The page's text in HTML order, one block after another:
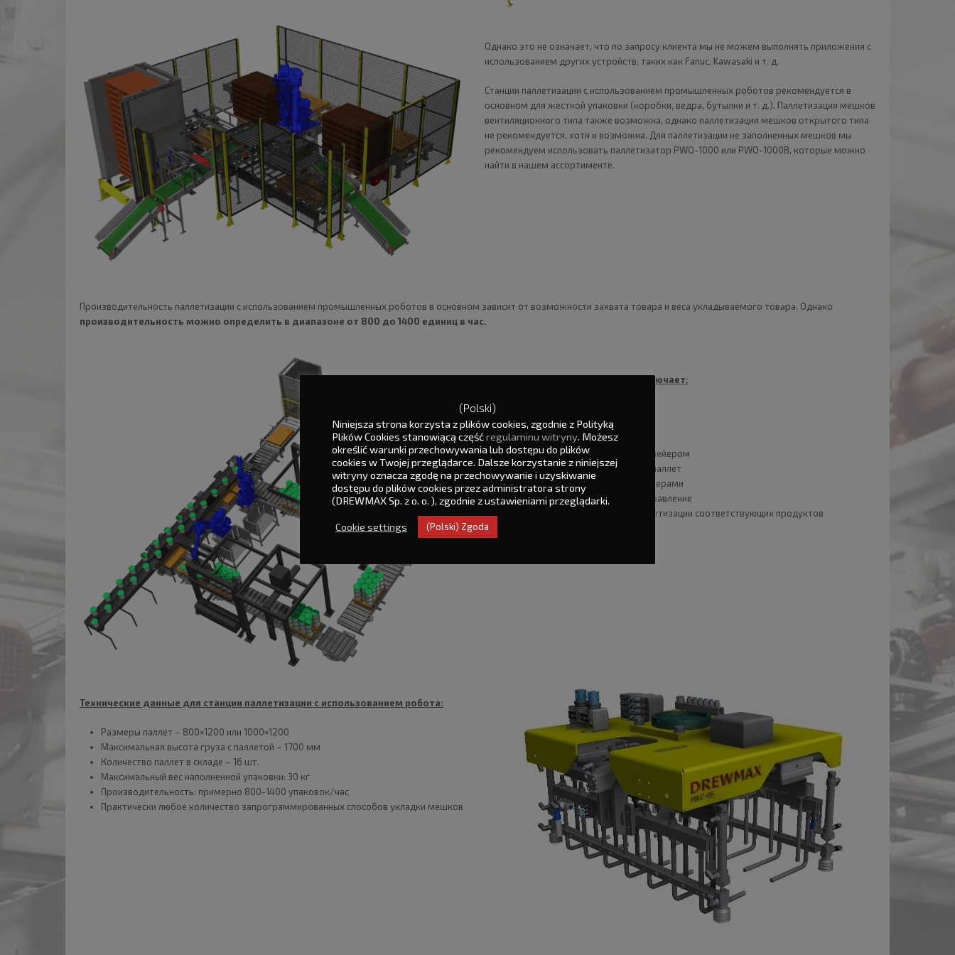
Однако это не означает, что по запросу клиента мы не можем выполнять приложения с
использованием других устройств, таких как Fanuc, Kawasaki и т. д.
Станции паллетизации с использованием промышленных роботов рекомендуется в
основном для жесткой упаковки (коробки, ведра, бутылки и т. д.). Паллетизация мешков
вентиляционного типа также возможна, однако паллетизация мешков открытого типа
не рекомендуется, хотя и возможна. Для паллетизации не заполненных мешков мы
рекомендуем использовать паллетизатор PWO-1000 или PWO-1000B, которые можно
найти в нашем ассортименте.
Производительность паллетизации с использованием промышленных роботов в основном зависит от возможности захвата товара и веса укладываемого товара. Однако
производительность можно определить в диапазоне от 800 до 1400 единиц в час.
Оборудование рабочего места включает:
Основание под робота
Роликовый конвейер (выходной)
Магазин паллет с роликовым конвейером
Роликовый конвейер для полных паллет
Система защитных экранов с барьерами
Электрическое оборудование, управление
Захват, адаптированный для паллетизации соответствующих продуктов
Технические данные для станции паллетизации с использованием робота:
Размеры паллет – 800×1200 или 1000×1200
Максимальная высота груза с паллетой – 1700 мм
Количество паллет в складе – 16 шт.
Максимальный вес наполненной упаковки: 30 кг
Производительность: примерно 800-1400 упаковок/час
Практически любое количество запрограммированных способов укладки мешков
(Polski)
Niniejsza strona korzysta z plików cookies, zgodnie z Polityką
Plików Cookies stanowiącą częśćregulaminu witryny. Możesz
określić warunki przechowywania lub dostępu do plików
cookies w Twojej przeglądarce. Dalsze korzystanie z niniejszej
witryny oznacza zgodę na przechowywanie i uzyskiwanie
dostępu do plików cookies przez administratora strony
(DREWMAX Sp. z o. o. ), zgodnie z ustawieniami przeglądarki.
Cookie settings (Polski) Zgoda